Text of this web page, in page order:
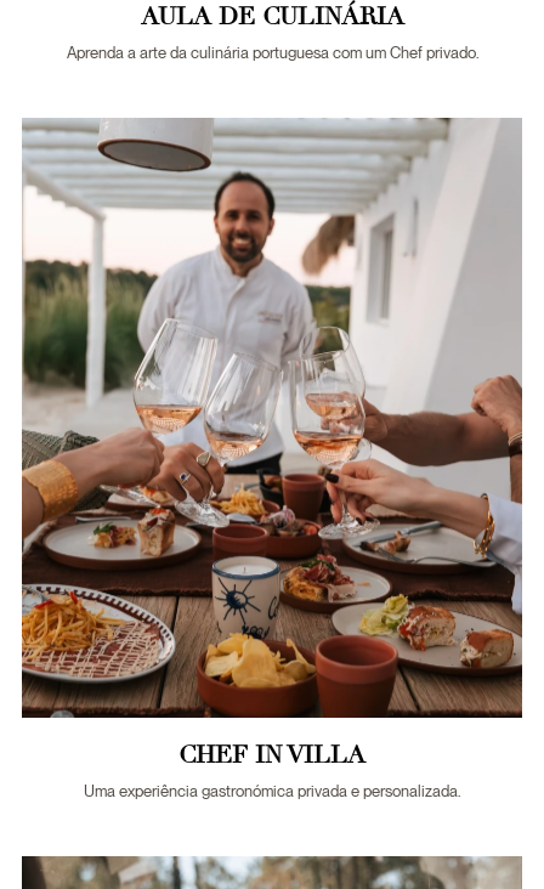
AULA DE CULINÁRIA
Aprenda a arte da culinária portuguesa com um Chef privado.
CHEF IN VILLA
Uma experiência gastronómica privada e personalizada.